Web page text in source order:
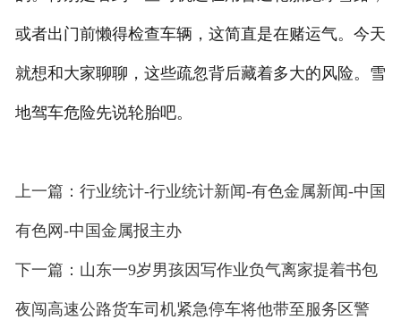
或者出门前懒得检查车辆，这简直是在赌运气。今天
就想和大家聊聊，这些疏忽背后藏着多大的风险。雪
地驾车危险先说轮胎吧。
上一篇：行业统计-行业统计新闻-有色金属新闻-中国
有色网-中国金属报主办
下一篇：山东一9岁男孩因写作业负气离家提着书包
夜闯高速公路货车司机紧急停车将他带至服务区警